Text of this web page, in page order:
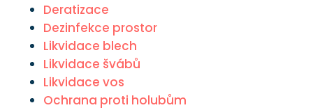
Deratizace
Dezinfekce prostor
Likvidace blech
Likvidace švábů
Likvidace vos
Ochrana proti holubům